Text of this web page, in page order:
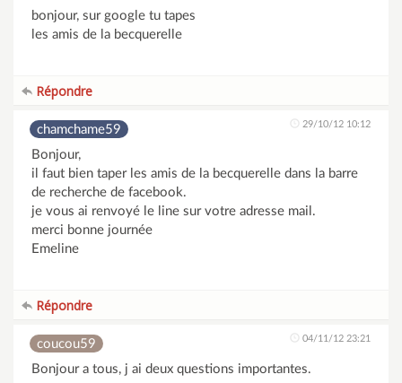
bonjour, sur google tu tapes
les amis de la becquerelle
Répondre
chamchame59 29/10/12 10:12
Bonjour,
il faut bien taper les amis de la becquerelle dans la barre
de recherche de facebook.
je vous ai renvoyé le line sur votre adresse mail.
merci bonne journée
Emeline
Répondre
coucou59 04/11/12 23:21
Bonjour a tous, j ai deux questions importantes.